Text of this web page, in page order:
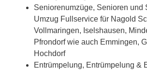
Seniorenumzüge, Senioren und
Umzug Fullservice für Nagold
Vollmaringen, Iselshausen,
Pfrondorf wie auch Emmingen,
Hochdorf
Entrümpelung, Entrümpelung &